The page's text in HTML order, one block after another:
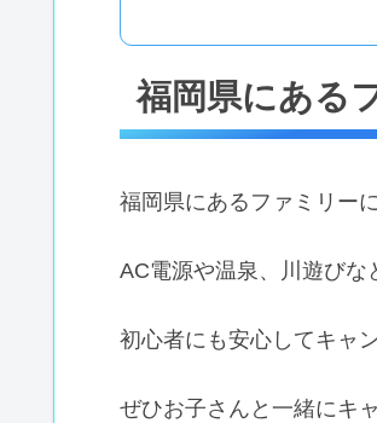
福岡県にある
福岡県にあるファミリー
AC電源や温泉、川遊びな
初心者にも安心してキャ
ぜひお子さんと一緒にキ